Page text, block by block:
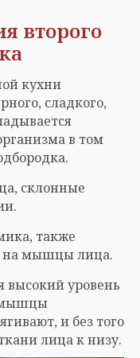
второго
кухни
сладкого,
в том
склонные
также
на мышцы лица.
высокий уровень
мышцы
и без того
лица к низу.